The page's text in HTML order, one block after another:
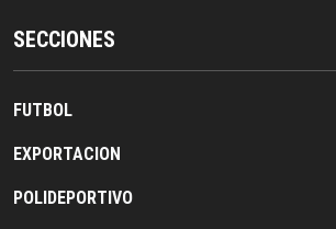
SECCIONES
FUTBOL
EXPORTACION
POLIDEPORTIVO